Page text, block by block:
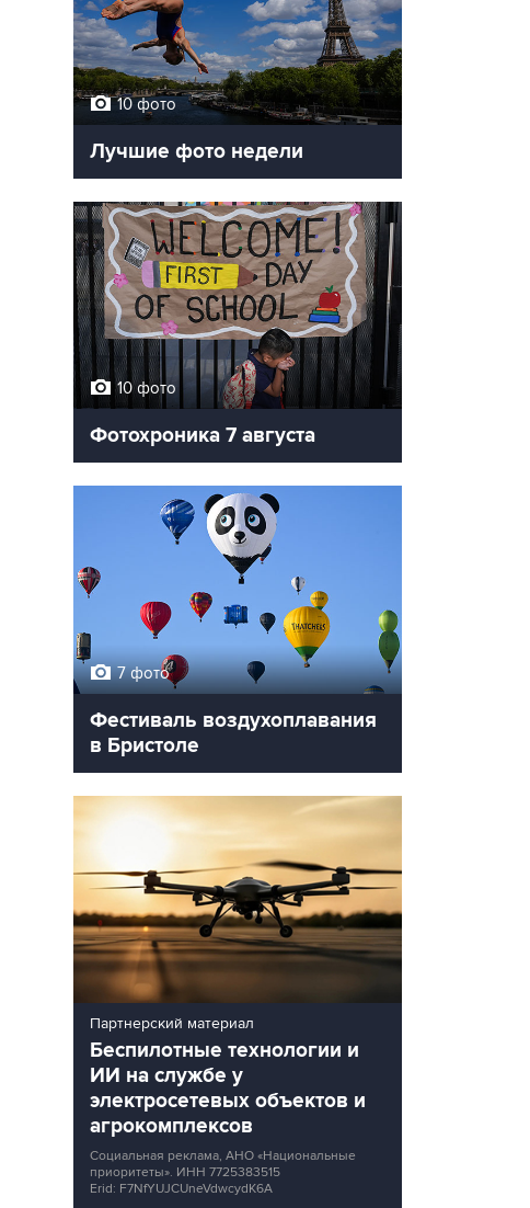
10 фото
Лучшие фото недели
10 фото
Фотохроника 7 августа
7 фото
Фестиваль воздухоплавания
в Бристоле
Партнерский материал
Беспилотные технологии и
ИИ на службе у
электросетевых объектов и
агрокомплексов
Социальная реклама, АНО «Национальные
приоритеты». ИНН 7725383515
Erid: F7NfYUJCUneVdwcydK6A